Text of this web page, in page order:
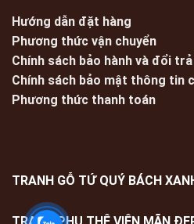
Hướng dẫn đặt hàng
Phương thức vận chuyển
Chính sách bảo hành và đổi trả
Chính sách bảo mật thông tin
Phương thức thanh toán
TRANH GỖ TỨ QUÝ BÁCH
TRANH PHU THÊ VIÊN MÃN